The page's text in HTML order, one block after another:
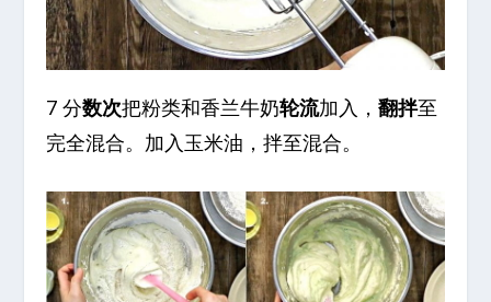
7 分数次把粉类和香兰牛奶轮流加入，翻拌至
完全混合。加入玉米油，拌至混合。